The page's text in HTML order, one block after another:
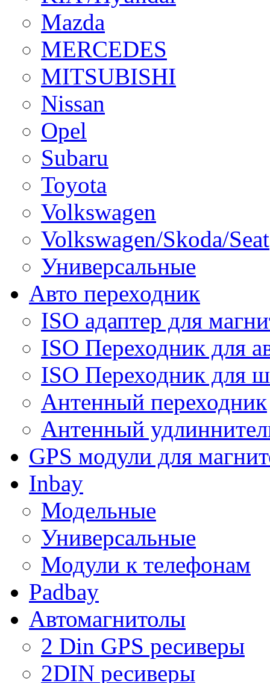
Mazda
MERCEDES
MITSUBISHI
Nissan
Opel
Subaru
Toyota
Volkswagen
Volkswagen/Skoda/Seat
Универсальные
Авто переходник
ISO адаптер для
ISO Переходник для
ISO Переходник для
Антенный переходник
Антенный
GPS модули для
Inbay
Модельные
Универсальные
Модули к телефонам
Padbay
Автомагнитолы
2 Din GPS ресиверы
2DIN ресиверы